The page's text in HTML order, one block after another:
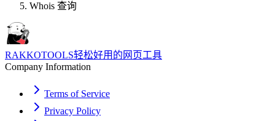
Whois 查询
RAKKOTOOLS轻松好用的网页工具
Company Information
Terms of Service
Privacy Policy